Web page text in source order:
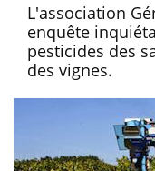
L'association
enquête
pesticides des
des vignes.